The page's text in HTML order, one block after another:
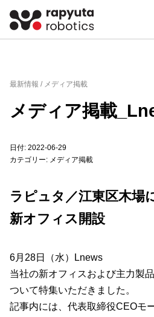
最新情報 / メディア掲載
メディア掲載
日付: 2022-06-29
カテゴリー: メディア掲載
ラピュタ／江東区木場
新オフィス開設
6月28日（水）Lnews
当社の新オフィスおよび主力製
ついて特集いただきました。
記事内には、代表取締役CEOモ